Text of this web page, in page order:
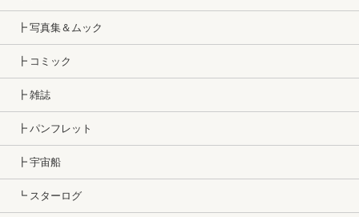
┣ 写真集＆ムック
┣ コミック
┣ 雑誌
┣ パンフレット
┣ 宇宙船
┗ スターログ